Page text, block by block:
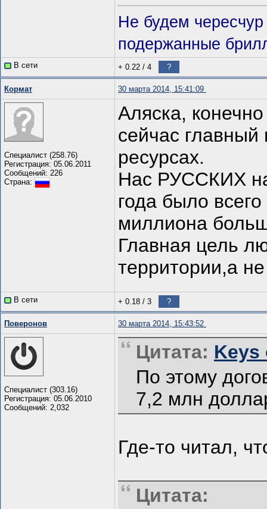
Не будем
подержанные
В сети + 0.22 / 4 ?
Кормат 30 марта 2014, 15:41:09
Специалист (258.76)
Регистрация: 05.06.2011
Сообщений: 226
Страна:
Аляска,
сейчас главный
ресурсах.
Нас РУССКИХ
года было
миллиона
Главная цель
территории,а
В сети + 0.18 / 3 ?
Поверонов 30 марта 2014, 15:43:52
Специалист (303.16)
Регистрация: 05.06.2010
Сообщений: 2,032
Цитата: Keys
По этому
7,2 млн
Где-то читал,
Цитата: